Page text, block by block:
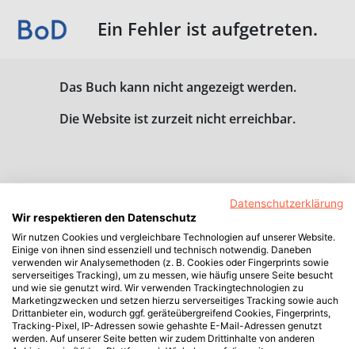
Ein Fehler ist aufgetreten.
Das Buch kann nicht angezeigt werden.
Die Website ist zurzeit nicht erreichbar.
Datenschutzerklärung
Wir respektieren den Datenschutz
Wir nutzen Cookies und vergleichbare Technologien auf unserer Website.
Einige von ihnen sind essenziell und technisch notwendig. Daneben
verwenden wir Analysemethoden (z. B. Cookies oder Fingerprints sowie
serverseitiges Tracking), um zu messen, wie häufig unsere Seite besucht
und wie sie genutzt wird. Wir verwenden Trackingtechnologien zu
Marketingzwecken und setzen hierzu serverseitiges Tracking sowie auch
Drittanbieter ein, wodurch ggf. geräteübergreifend Cookies, Fingerprints,
Tracking-Pixel, IP-Adressen sowie gehashte E-Mail-Adressen genutzt
werden. Auf unserer Seite betten wir zudem Drittinhalte von anderen